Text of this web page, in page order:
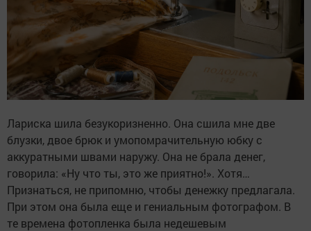
Лариска шила безукоризненно. Она сшила мне две
блузки, двое брюк и умопомрачительную юбку с
аккуратными швами наружу. Она не брала денег,
говорила: «Ну что ты, это же приятно!». Хотя…
Признаться, не припомню, чтобы денежку предлагала.
При этом она была еще и гениальным фотографом. В
те времена фотопленка была недешевым